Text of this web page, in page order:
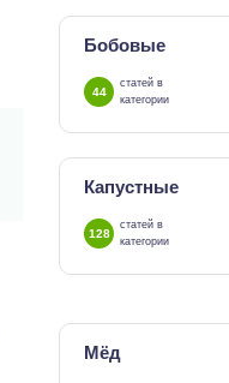
Бобовые
44
статей в
категории
Капустные
128
статей в
категории
Мёд